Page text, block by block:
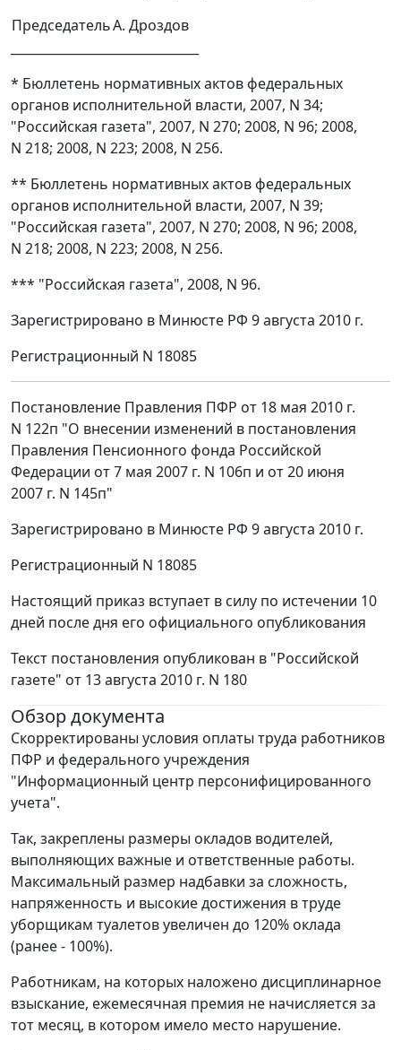
ПредседательА. Дроздов
* Бюллетень нормативных актов федеральных
органов исполнительной власти, 2007, N 34;
"Российская газета", 2007, N 270; 2008, N 96; 2008,
N 218; 2008, N 223; 2008, N 256.
** Бюллетень нормативных актов федеральных
органов исполнительной власти, 2007, N 39;
"Российская газета", 2007, N 270; 2008, N 96; 2008,
N 218; 2008, N 223; 2008, N 256.
*** "Российская газета", 2008, N 96.
Зарегистрировано в Минюсте РФ 9 августа 2010 г.
Регистрационный N 18085
Постановление Правления ПФР от 18 мая 2010 г.
N 122п "О внесении изменений в постановления
Правления Пенсионного фонда Российской
Федерации от 7 мая 2007 г. N 106п и от 20 июня
2007 г. N 145п"
Зарегистрировано в Минюсте РФ 9 августа 2010 г.
Регистрационный N 18085
Настоящий приказ вступает в силу по истечении 10
дней после дня его официального опубликования
Текст постановления опубликован в "Российской
газете" от 13 августа 2010 г. N 180
Обзор документа
Скорректированы условия оплаты труда работников
ПФР и федерального учреждения
"Информационный центр персонифицированного
учета".
Так, закреплены размеры окладов водителей,
выполняющих важные и ответственные работы.
Максимальный размер надбавки за сложность,
напряженность и высокие достижения в труде
уборщикам туалетов увеличен до 120% оклада
(ранее - 100%).
Работникам, на которых наложено дисциплинарное
взыскание, ежемесячная премия не начисляется за
тот месяц, в котором имело место нарушение.